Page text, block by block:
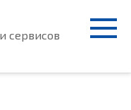
сервисов